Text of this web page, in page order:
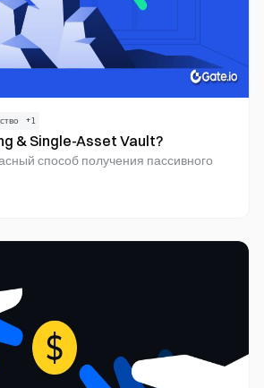
+1
& Single-Asset Vault?
способ получения пассивного